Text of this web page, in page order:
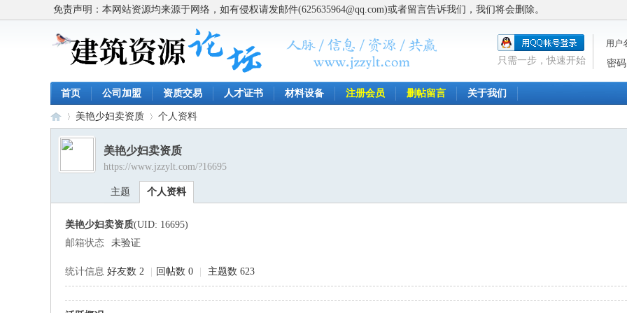
免责声明：本网站资源均来源于网络，如有侵权请发邮件(625635964@qq.com)或者留言告诉我们，我们将会删除。
用户
密码
只需一步，快速开始
首页 公司加盟 资质交易 人才证书 材料设备 注册会员 删帖留言 关于我们
›
美艳少妇卖资质 个人资料
美艳少妇卖资质
https://www.jzzylt.com/?16695
主题 个人资料
美艳少妇卖资质(UID: 16695)
邮箱状态
未验证
统计信息 好友数 2 回帖数 0 主题数 623